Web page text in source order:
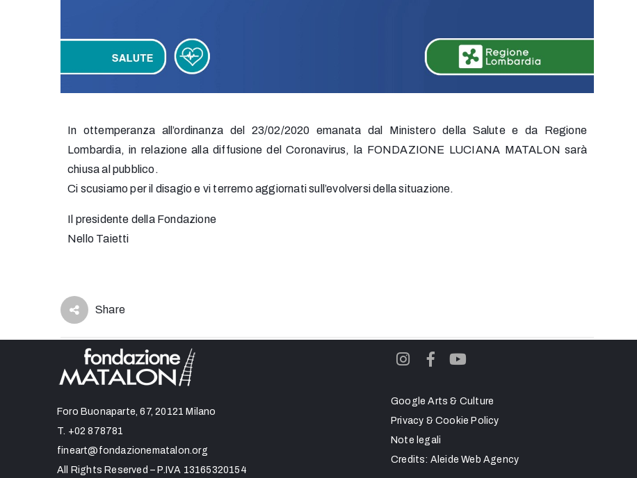
In ottemperanza all’ordinanza del 23/02/2020 emanata dal Ministero della Salute e da Regione
Lombardia, in relazione alla diffusione del Coronavirus, la FONDAZIONE LUCIANA MATALON sarà
chiusa al pubblico.
Ci scusiamo per il disagio e vi terremo aggiornati sull’evolversi della situazione.
Il presidente della Fondazione
Nello Taietti
Share
Foro Buonaparte, 67, 20121 Milano
T. +02 878781
fineart@fondazionematalon.org
All Rights Reserved – P.IVA 13165320154
Google Arts & Culture
Privacy & Cookie Policy
Note legali
Credits: Aleide Web Agency